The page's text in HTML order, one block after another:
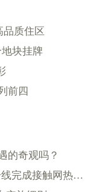
品质住区
块挂牌
前四
的奇观吗？
距开通又进一步！宁波轨道交通7号线完成接触网热滑试验